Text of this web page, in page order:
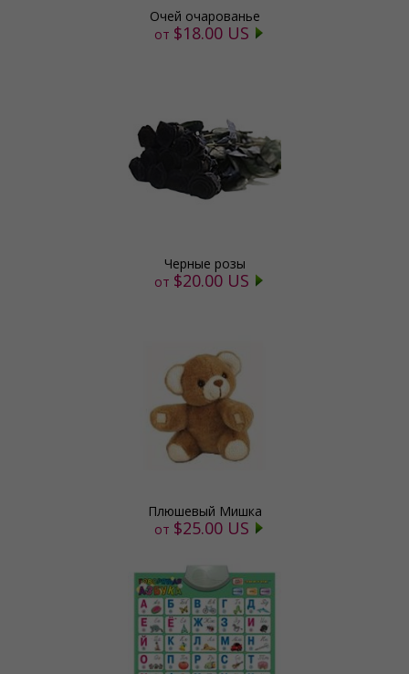
Очей очарованье
от $18.00 US
Черные розы
от $20.00 US
Плюшевый Мишка
от $25.00 US